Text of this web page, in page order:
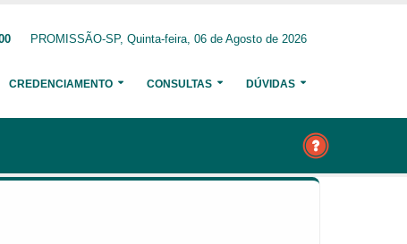
PROMISSÃO-SP, Quinta-feira, 06 de Agosto de 2026
CREDENCIAMENTO CONSULTAS DÚVIDAS